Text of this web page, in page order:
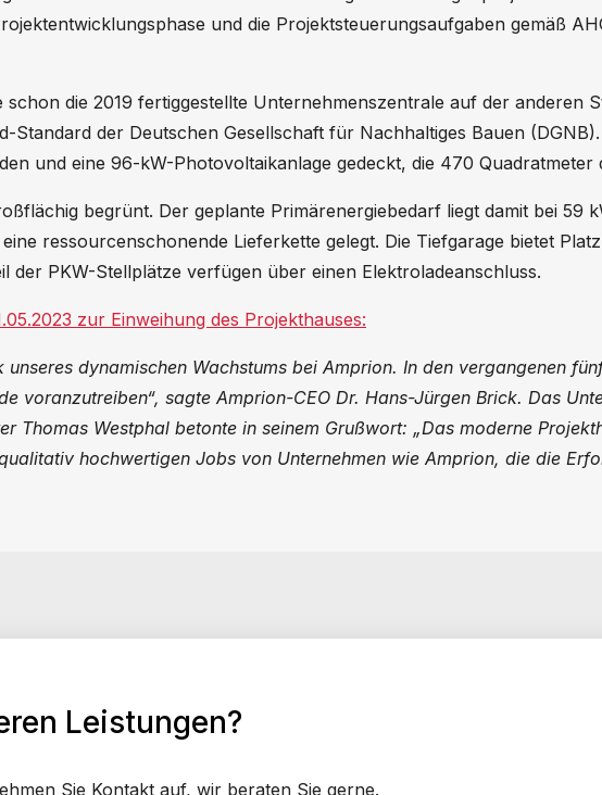
und die Projektsteuerungsaufgaben gemäß
die 2019 fertiggestellte Unternehmenszentrale auf der anderen
Standard der Deutschen Gesellschaft für Nachhaltiges Bauen
und eine 96-kW-Photovoltaikanlage gedeckt, die 470 Quadratmeter
begrünt. Der geplante Primärenergiebedarf liegt damit bei 59
ressourcenschonende Lieferkette gelegt. Die Tiefgarage bietet
der PKW-Stellplätze verfügen über einen Elektroladeanschluss.
zur Einweihung des Projekthauses:
unseres dynamischen Wachstums bei Amprion. In den vergangenen
voranzutreiben“, sagte Amprion-CEO Dr. Hans-Jürgen Brick. Das
Thomas Westphal betonte in seinem Grußwort: „Das moderne
hochwertigen Jobs von Unternehmen wie Amprion, die die
Leistungen?
Sie Kontakt auf, wir beraten Sie gerne.